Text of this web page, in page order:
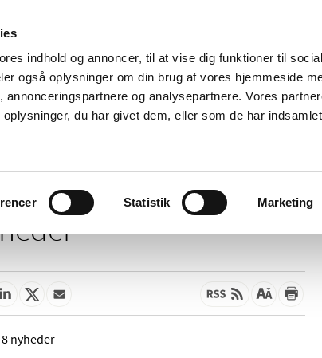
indhold og annoncer, til at vise dig funktioner til
også oplysninger om din brug af vores hjemmeside
annonceringspartnere og analysepartnere. Vores
du har givet dem, eller som de har
Statistik Marketing
Nyheder Om os Kontakt
Tilskud og
Apoteker og salg af
8 nyheder